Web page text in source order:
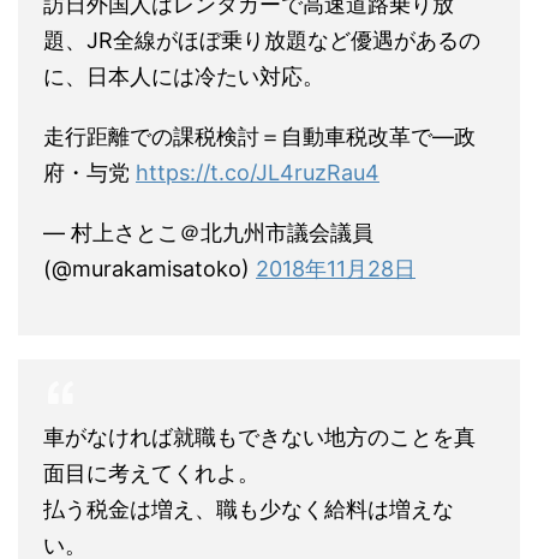
題、JR全線がほぼ乗り放題など優遇があるの
に、日本人には冷たい対応。
走行距離での課税検討＝自動車税改革で―政
府・与党 https://t.co/JL4ruzRau4
— 村上さとこ＠北九州市議会議員
(@murakamisatoko) 2018年11月28日
車がなければ就職もできない地方のことを真
面目に考えてくれよ。
払う税金は増え、職も少なく給料は増えな
い。